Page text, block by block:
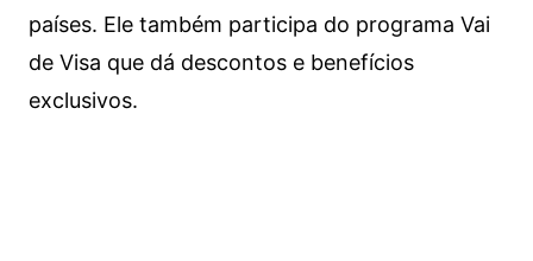
países. Ele também participa do programa Vai
de Visa que dá descontos e benefícios
exclusivos.